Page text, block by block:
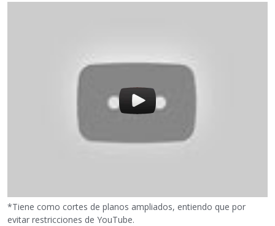
*Tiene como cortes de planos ampliados, entiendo que por
evitar restricciones de YouTube.